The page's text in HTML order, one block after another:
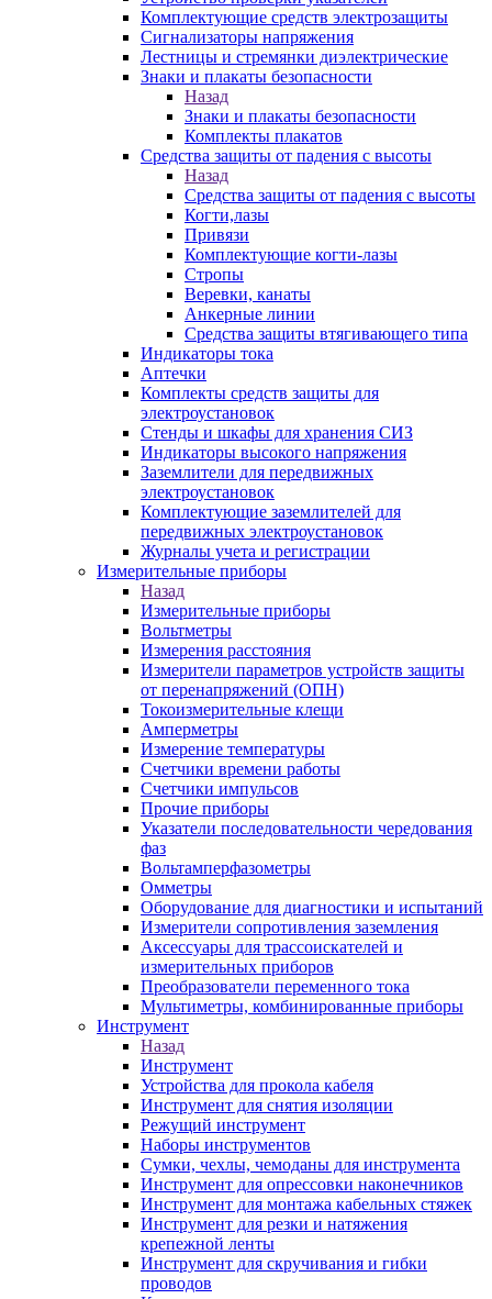
Комплектующие средств электрозащиты
Сигнализаторы напряжения
Лестницы и стремянки диэлектрические
Знаки и плакаты безопасности
Назад
Знаки и плакаты безопасности
Комплекты плакатов
Средства защиты от падения с высоты
Назад
Средства защиты от падения с высоты
Когти,лазы
Привязи
Комплектующие когти-лазы
Стропы
Веревки, канаты
Анкерные линии
Средства защиты втягивающего типа
Индикаторы тока
Аптечки
Комплекты средств защиты для
электроустановок
Стенды и шкафы для хранения СИЗ
Индикаторы высокого напряжения
Заземлители для передвижных
электроустановок
Комплектующие заземлителей для
передвижных электроустановок
Журналы учета и регистрации
Измерительные приборы
Назад
Измерительные приборы
Вольтметры
Измерения расстояния
Измерители параметров устройств защиты
от перенапряжений (ОПН)
Токоизмерительные клещи
Амперметры
Измерение температуры
Счетчики времени работы
Счетчики импульсов
Прочие приборы
Указатели последовательности чередования
фаз
Вольтамперфазометры
Омметры
Оборудование для диагностики и испытаний
Измерители сопротивления заземления
Аксессуары для трассоискателей и
измерительных приборов
Преобразователи переменного тока
Мультиметры, комбинированные приборы
Инструмент
Назад
Инструмент
Устройства для прокола кабеля
Инструмент для снятия изоляции
Режущий инструмент
Наборы инструментов
Сумки, чехлы, чемоданы для инструмента
Инструмент для опрессовки наконечников
Инструмент для монтажа кабельных стяжек
Инструмент для резки и натяжения
крепежной ленты
Инструмент для скручивания и гибки
проводов